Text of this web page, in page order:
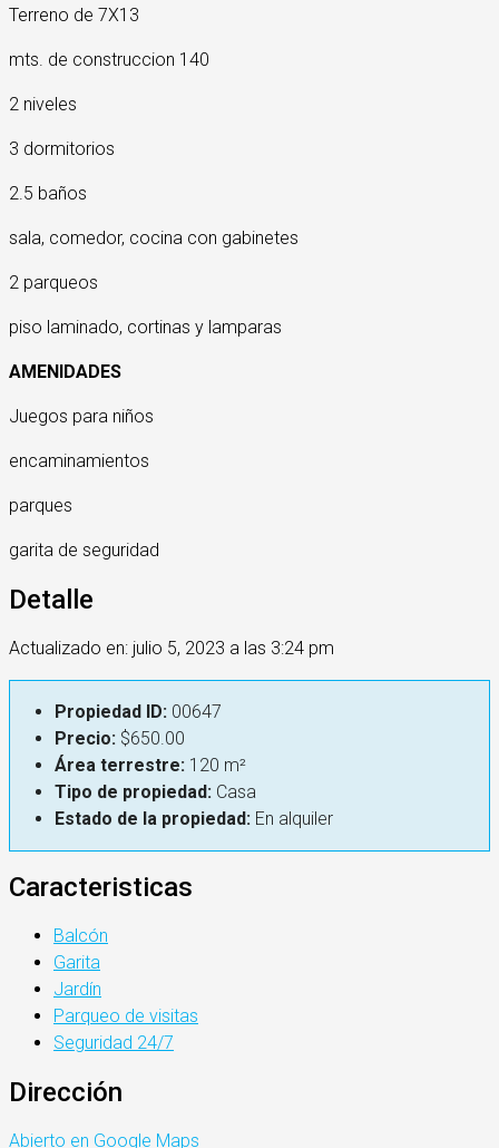
Terreno de 7X13
mts. de construccion 140
2 niveles
3 dormitorios
2.5 baños
sala, comedor, cocina con gabinetes
2 parqueos
piso laminado, cortinas y lamparas
AMENIDADES
Juegos para niños
encaminamientos
parques
garita de seguridad
Detalle
Actualizado en: julio 5, 2023 a las 3:24 pm
Propiedad ID: 00647
Precio: $650.00
Área terrestre: 120 m²
Tipo de propiedad: Casa
Estado de la propiedad: En alquiler
Caracteristicas
Balcón
Garita
Jardín
Parqueo de visitas
Seguridad 24/7
Dirección
Abierto en Google Maps